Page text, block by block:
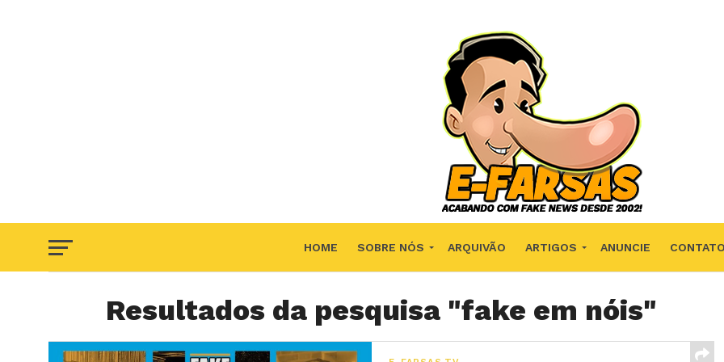
HOME SOBRE NÓS ARQUIVÃO ARTIGOS ANUNCIE CONTATO
F.A.Q
Resultados da pesquisa "fake em nóis"